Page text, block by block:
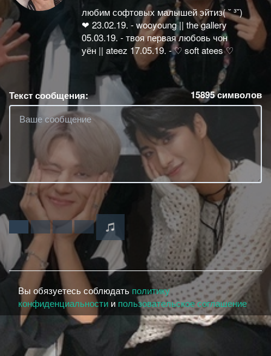
любим софтовых малышей эйтиз( ˘ ³˘)
❤ 23.02.19. - wooyoung || the gallery
05.03.19. - твоя первая любовь чон
уён || ateez 17.05.19. - ♡ soft atees ♡
Текст сообщения: 15895символов
Вы обязуетесь соблюдать политику
конфиденциальности и пользовательское соглашение